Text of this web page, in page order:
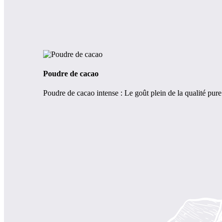
Poudre de cacao
Poudre de cacao intense : Le goût plein de la qualité